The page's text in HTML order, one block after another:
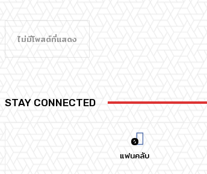
ไม่มีโพสต์ที่แสดง
STAY CONNECTED
0
แฟนคลับ